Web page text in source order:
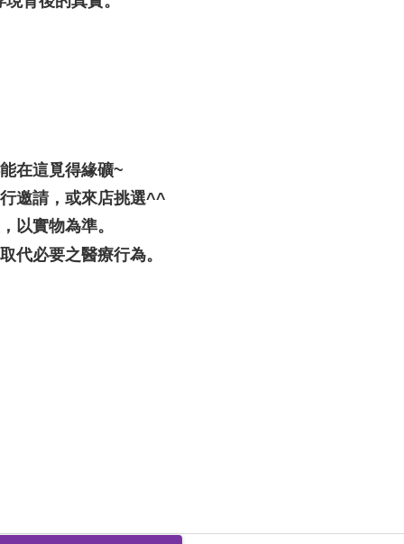
在這覓得緣礦~
邀請，或來店挑選^^
以實物為準。
代必要之醫療行為。